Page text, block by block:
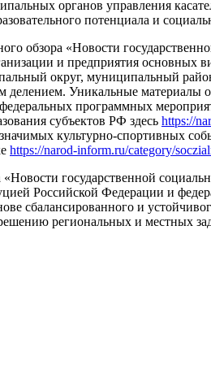
органов управления
потенциала и
обзора «Новости
и предприятия основных
округ, муниципальный
делением. Уникальные
программных
субъектов РФ здесь https://
культурно-спортивных
https://narod-inform.ru/category/
государственной
Российской Федерации и
сбалансированного и
региональных и местных